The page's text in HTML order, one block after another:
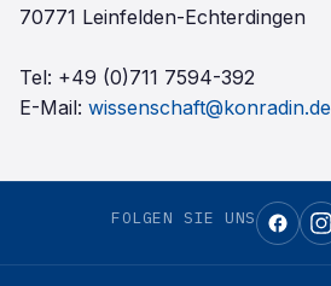
70771 Leinfelden-Echterdingen
Tel: +49 (0)711 7594-392
E-Mail: wissenschaft@konradin.de
FOLGEN SIE UNS